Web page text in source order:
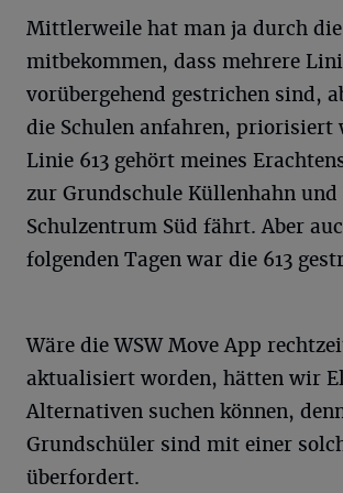
Mittlerweile hat man ja durch
mitbekommen, dass mehrere
vorübergehend gestrichen sind,
die Schulen anfahren, priorisiert
Linie 613 gehört meines
zur Grundschule Küllenhahn und
Schulzentrum Süd fährt. Aber
folgenden Tagen war die 613
Wäre die WSW Move App
aktualisiert worden, hätten wir
Alternativen suchen können,
Grundschüler sind mit einer
überfordert.